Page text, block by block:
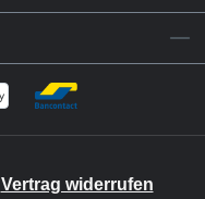
Vertrag widerrufen